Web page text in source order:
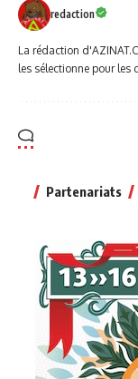
redaction
La rédaction
les sélectionne pour
Partenariats